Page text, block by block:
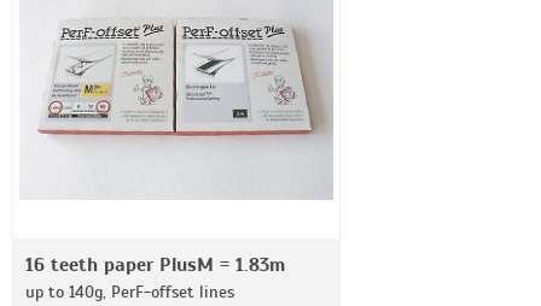
16 teeth paper PlusM = 1.83m
up to 140g, PerF-offset lines